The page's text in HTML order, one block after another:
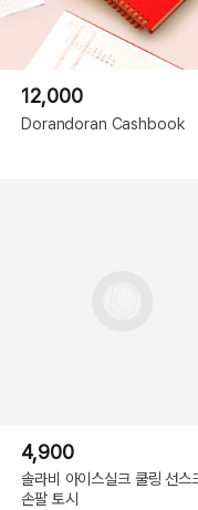
12,000
Dorandoran Cashbook
4,900
솔라비 아이스실크 쿨링 선스
손팔 토시